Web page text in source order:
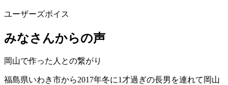
ユーザーズボイス
みなさんからの声
岡山で作った人との繋がり
福島県いわき市から2017年冬に1才過ぎの長男を連れて岡山